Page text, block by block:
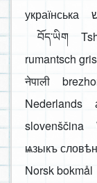
українська
བོད་ཡིག
rumantsch
नेपाली
Nederlands
slovenščina
ѩзыкъ
Norsk bokmål